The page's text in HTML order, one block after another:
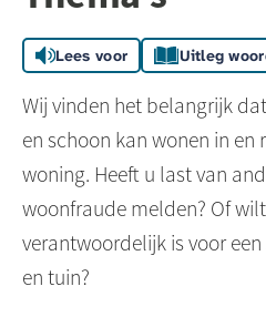
Lees voor Uitleg
Wij vinden het belangrijk
en schoon kan wonen in en
woning. Heeft u last van
woonfraude melden? Of
verantwoordelijk is voor
en tuin?